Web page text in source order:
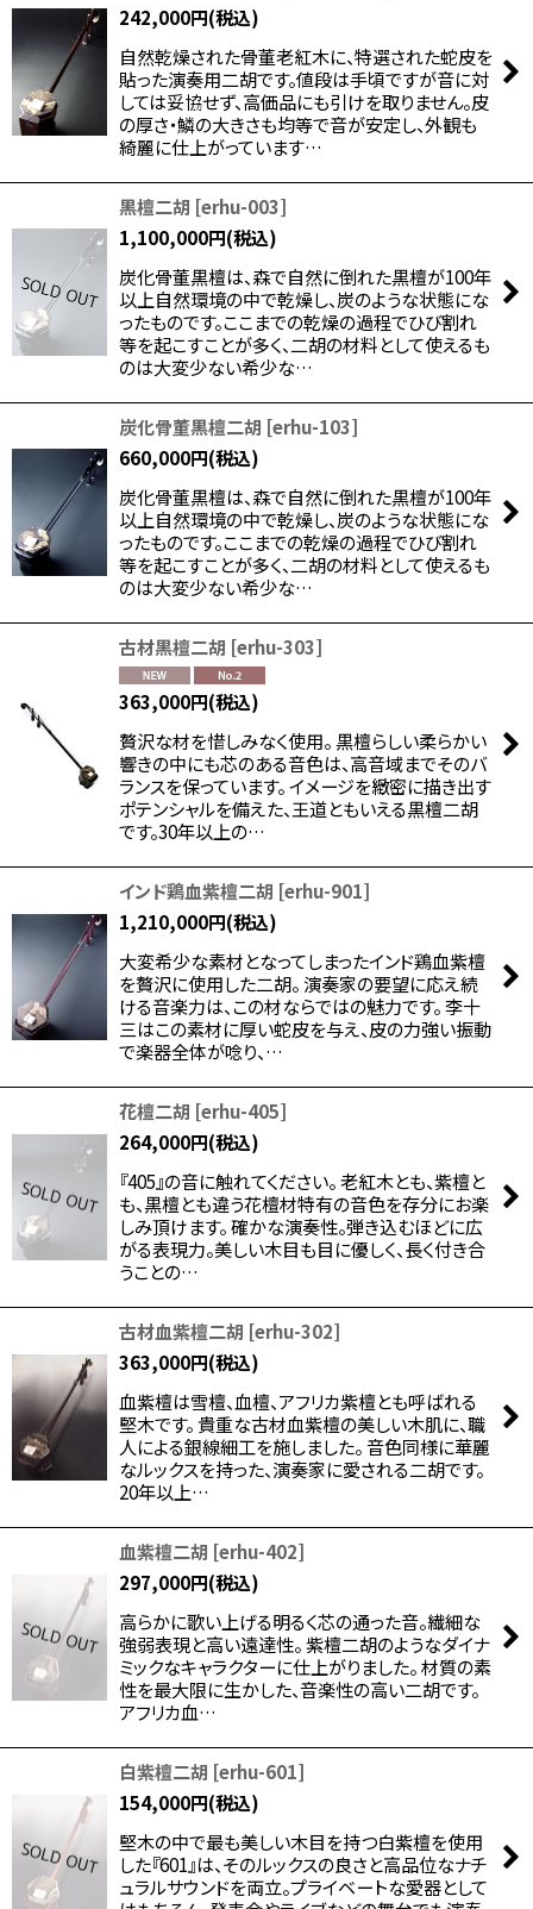
242,000円(税込)
自然乾燥された骨董老紅木に、特選された蛇皮を
貼った演奏用二胡です。値段は手頃ですが音に対
しては妥協せず、高価品にも引けを取りません。皮
の厚さ・鱗の大きさも均等で音が安定し、外観も
綺麗に仕上がっています…
黒檀二胡 [erhu-003]
1,100,000円(税込)
炭化骨董黒檀は、森で自然に倒れた黒檀が100年
以上自然環境の中で乾燥し、炭のような状態にな
ったものです。ここまでの乾燥の過程でひび割れ
等を起こすことが多く、二胡の材料として使えるも
のは大変少ない希少な…
炭化骨董黒檀二胡 [erhu-103]
660,000円(税込)
炭化骨董黒檀は、森で自然に倒れた黒檀が100年
以上自然環境の中で乾燥し、炭のような状態にな
ったものです。ここまでの乾燥の過程でひび割れ
等を起こすことが多く、二胡の材料として使えるも
のは大変少ない希少な…
古材黒檀二胡 [erhu-303]
363,000円(税込)
贅沢な材を惜しみなく使用。 黒檀らしい柔らかい
響きの中にも芯のある音色は、高音域までそのバ
ランスを保っています。 イメージを緻密に描き出す
ポテンシャルを備えた、王道ともいえる黒檀二胡
です。30年以上の…
インド鶏血紫檀二胡 [erhu-901]
1,210,000円(税込)
大変希少な素材となってしまったインド鶏血紫檀
を贅沢に使用した二胡。 演奏家の要望に応え続
ける音楽力は、この材ならではの魅力です。 李十
三はこの素材に厚い蛇皮を与え、皮の力強い振動
で楽器全体が唸り、…
花檀二胡 [erhu-405]
264,000円(税込)
『405』の音に触れてください。 老紅木とも、紫檀と
も、黒檀とも違う花檀材特有の音色を存分にお楽
しみ頂けます。 確かな演奏性。弾き込むほどに広
がる表現力。美しい木目も目に優しく、長く付き合
うことの…
古材血紫檀二胡 [erhu-302]
363,000円(税込)
血紫檀は雪檀、血檀、アフリカ紫檀とも呼ばれる
堅木です。 貴重な古材血紫檀の美しい木肌に、職
人による銀線細工を施しました。 音色同様に華麗
なルックスを持った、演奏家に愛される二胡です。
20年以上…
血紫檀二胡 [erhu-402]
297,000円(税込)
高らかに歌い上げる明るく芯の通った音。繊細な
強弱表現と高い遠達性。 紫檀二胡のようなダイナ
ミックなキャラクターに仕上がりました。 材質の素
性を最大限に生かした、音楽性の高い二胡です。
アフリカ血…
白紫檀二胡 [erhu-601]
154,000円(税込)
堅木の中で最も美しい木目を持つ白紫檀を使用
した『601』は、そのルックスの良さと高品位なナチ
ュラルサウンドを両立。プライベートな愛器として